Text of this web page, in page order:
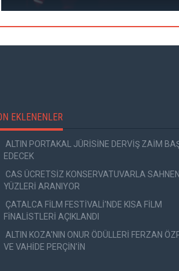
EKLENENLER
ALTIN PORTAKAL JÜRİSİNE DERVİŞ ZAİM
EDECEK
CAS ÜCRETSİZ KONSERVATUVARLA
YÜZLERİ ARANIYOR
ÇATALCA FİLM FESTİVALİ'NDE KISA FİLM
FİNALİSTLERİ AÇIKLANDI
ALTIN KOZA'NIN ONUR ÖDÜLLERİ FERZAN
VE VAHİDE PERÇİN'İN